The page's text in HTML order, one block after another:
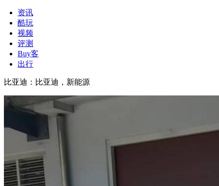
资讯
酷玩
视频
评测
Buy客
出行
比亚迪 ： 比亚迪，新能源